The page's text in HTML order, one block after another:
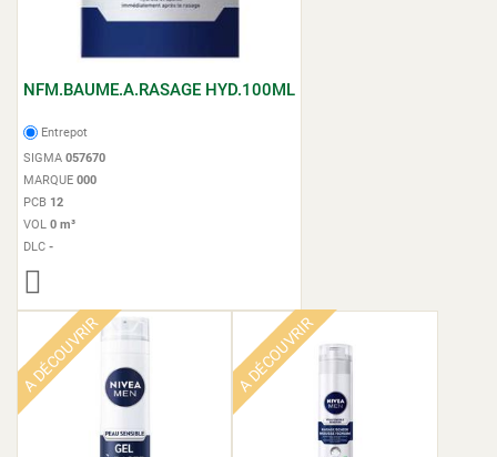
NFM.BAUME.A.RASAGE HYD.100ML
Entrepot
SIGMA 057670
MARQUE 000
PCB 12
VOL 0 m³
DLC -
A DÉCOUVRIR A DÉCOUVRIR